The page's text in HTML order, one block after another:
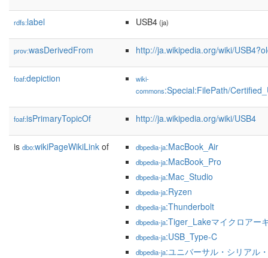
rdfs:label USB4(ja)
prov:wasDerivedFrom http://ja.wikipedia.org/wiki/
foaf:depiction
wiki-
commons:Special:FilePath/
foaf:isPrimaryTopicOf http://ja.wikipedia.org/wiki/USB4
is dbo:wikiPageWikiLink of dbpedia-ja:MacBook_Air
dbpedia-ja:MacBook_Pro
dbpedia-ja:Mac_Studio
dbpedia-ja:Ryzen
dbpedia-ja:Thunderbolt
dbpedia-ja:Tiger_Lakeマイクロアー
dbpedia-ja:USB_Type-C
dbpedia-ja:ユニバーサル・シリアル